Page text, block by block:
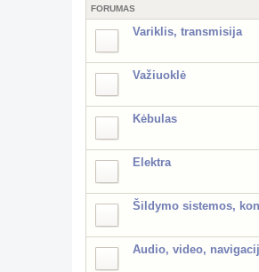
FORUMAS
Variklis, transmisija
Važiuoklė
Kėbulas
Elektra
Šildymo sistemos,
Audio, video,